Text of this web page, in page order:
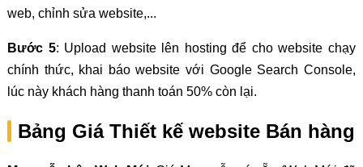
web, chỉnh sửa website,...
Bước 5: Upload website lên hosting để cho website chạy
chính thức, khai báo website với Google Search Console,
lúc này khách hàng thanh toán 50% còn lại.
Bảng Giá Thiết kế website Bán hàng